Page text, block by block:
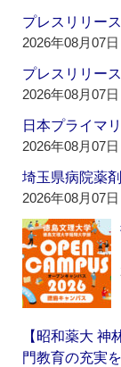
プレスリリー
2026年08月07
プレスリリー
2026年08月07
日本プライマ
2026年08月07
埼玉県病院薬
2026年08月07
【昭和薬大 神
門教育の充実を